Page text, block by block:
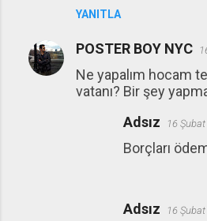
YANITLA
POSTER BOY NYC
Ne yapalım hocam
vatanı? Bir şey
Adsız 16
Borçları
Adsız 16